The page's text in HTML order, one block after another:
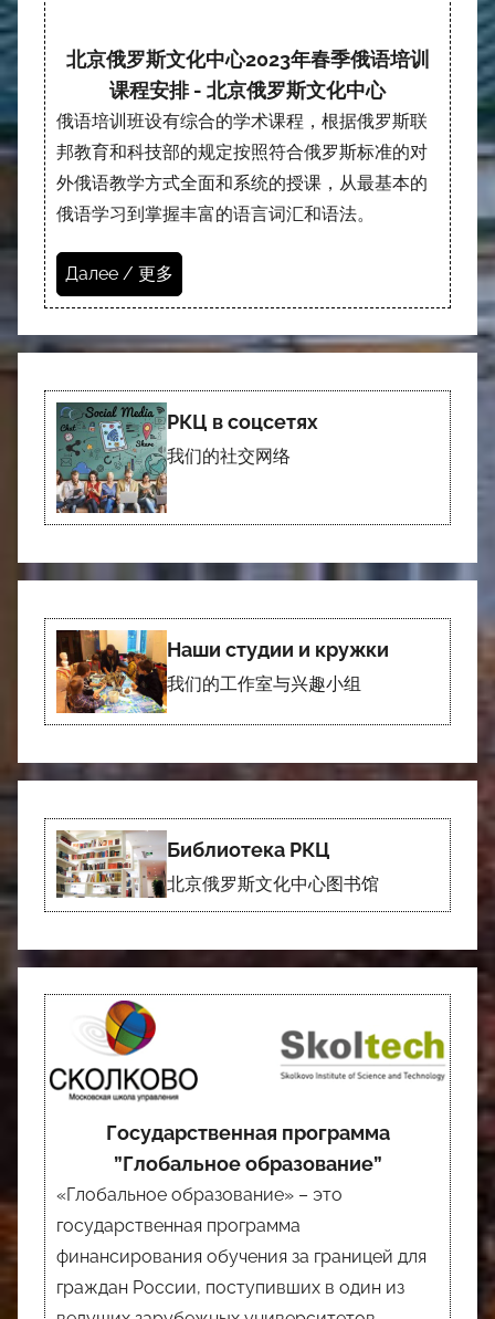
北京俄罗斯文化中心2023年春季俄语培训
课程安排 - 北京俄罗斯文化中心
俄语培训班设有综合的学术课程，根据俄罗斯联
邦教育和科技部的规定按照符合俄罗斯标准的对
外俄语教学方式全面和系统的授课，从最基本的
俄语学习到掌握丰富的语言词汇和语法。
Далее / 更多
РКЦ в соцсетях
我们的社交网络
Наши студии и кружки
我们的工作室与兴趣小组
Библиотека РКЦ
北京俄罗斯文化中心图书馆
Государственная программа
”Глобальное образование”
«Глобальное образование» – это
государственная программа
финансирования обучения за границей для
граждан России, поступивших в один из